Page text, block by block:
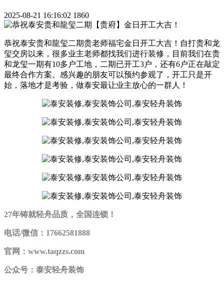
2025-08-21 16:16:02 1860
恭祝泰安贵和龍玺二期贵老师福宅金日开工大吉！自打贵和龙
玺交房以来，很多业主老师都找我们进行装修，目前我们在贵
和龙玺一期有10多户工地，二期已开工3户，还有6户正在敲定
最终合作方案。感兴趣的朋友可以预约参观了，开工只是开
始，落地才是考验，做泰安最让业主放心的一群人！
27年铸就轻舟品质，全国连锁！
电话/微信：17662581888
官网：www.taqzzs.com
公众号：泰安轻舟装饰